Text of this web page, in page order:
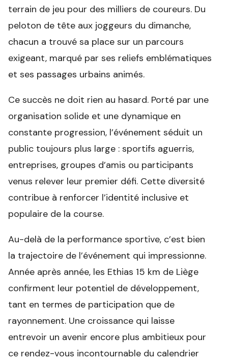
terrain de jeu pour des milliers de coureurs. Du
peloton de tête aux joggeurs du dimanche,
chacun a trouvé sa place sur un parcours
exigeant, marqué par ses reliefs emblématiques
et ses passages urbains animés.
Ce succès ne doit rien au hasard. Porté par une
organisation solide et une dynamique en
constante progression, l’événement séduit un
public toujours plus large : sportifs aguerris,
entreprises, groupes d’amis ou participants
venus relever leur premier défi. Cette diversité
contribue à renforcer l’identité inclusive et
populaire de la course.
Au-delà de la performance sportive, c’est bien
la trajectoire de l’événement qui impressionne.
Année après année, les Ethias 15 km de Liège
confirment leur potentiel de développement,
tant en termes de participation que de
rayonnement. Une croissance qui laisse
entrevoir un avenir encore plus ambitieux pour
ce rendez-vous incontournable du calendrier